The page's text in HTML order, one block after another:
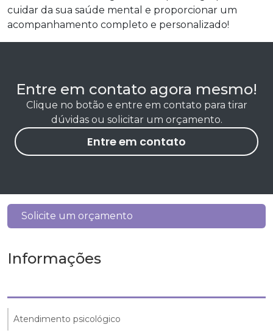
cuidar da sua saúde mental e proporcionar um
acompanhamento completo e personalizado!
Entre em contato agora mesmo!
Clique no botão e entre em contato para tirar
dúvidas ou solicitar um orçamento.
Entre em contato
Solicite um orçamento
Informações
Atendimento psicológico